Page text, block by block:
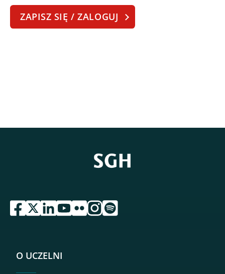
ZAPISZ SIĘ / ZALOGUJ
przejdź do serwisu facebook sgh
przejdź do serwisu twitter sgh
przejdź do serwisu linkedin sgh
przejdź do serwisu youtube sgh
przejdź do serwisu flickr sgh
przejdź do serwisu instagram sgh
przejdź do serwisu spotify sgh
O UCZELNI